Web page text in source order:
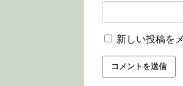
新しい投稿を